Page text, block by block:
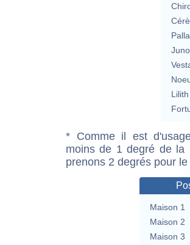
Lilith
* Comme il est
moins de 1 degré de la
prenons 2 degrés pour
Maison 1
Maison 2
Maison 3